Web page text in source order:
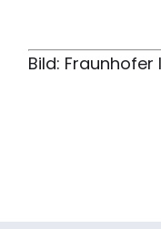
Bild: Fraunhofer